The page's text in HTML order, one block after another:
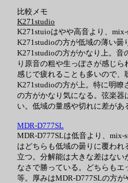
比較メモ
K271studio
K271stuioはやや高音より、
K271studioの方が低域の薄い
K271studioの方がかなり上。音
り原音の粗や生っぽさが感じ
感じで疲れることも多いので
K271studioの方が上。特に明瞭
の方がかなり気になる。弦楽器
い。低域の量感や切れに差が
MDR-D777SL
MDR-D777SLは低音より、mix-
はどちらも低域の曇りに覆われ
立つ。分解能は大きな差はな
なさで勝っている。どちらもエ
等。厚みはMDR-D777SLの方